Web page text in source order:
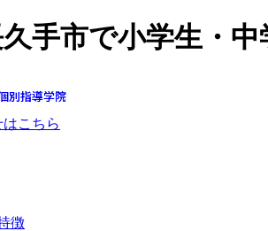
手市で小学生・
別指導学院
徴